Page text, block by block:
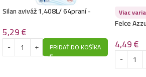
Silan aviváž 1,408L/ 64praní -
5,29€
PRIDAŤ DO KOŠÍKA
Viac
Felce
4,49€